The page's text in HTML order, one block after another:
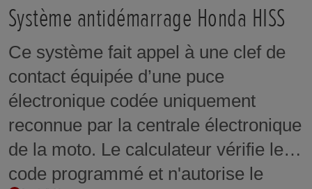
contrôler la pression de freinage afin
d'assurer une décélération optimale
dans les virages et de limiter les
mouvements parasites de la moto.
Système antidémarrage Honda HISS
Ce système fait appel à une clef de
contact équipée d’une puce
électronique codée uniquement
reconnue par la centrale électronique
de la moto. Le calculateur vérifie le
code programmé et n'autorise le